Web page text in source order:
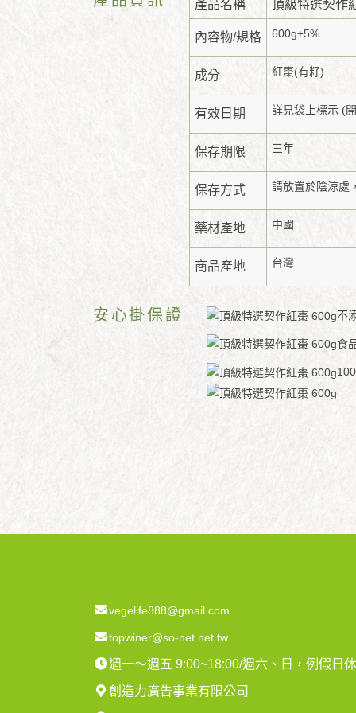
產品名稱 頂級特選契作
內容物/規格 600g±5%
成分 紅棗(有籽)
有效日期 詳見袋上標示 (
保存期限 三年
保存方式 請放置於陰涼處
藥材產地 中國
商品產地 台灣
安心掛保證 不
食
vegelife888@gmail.com
topwiner@so-net.net.tw
週一～週五 9:00~18:00/週六、日，例假日
創造力廣告事業有限公司